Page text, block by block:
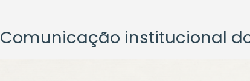
Comunicação institucional